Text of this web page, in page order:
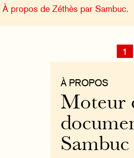
À propos de Zéthès par Sambuc.
1
À PROPOS
Moteur
Sambuc